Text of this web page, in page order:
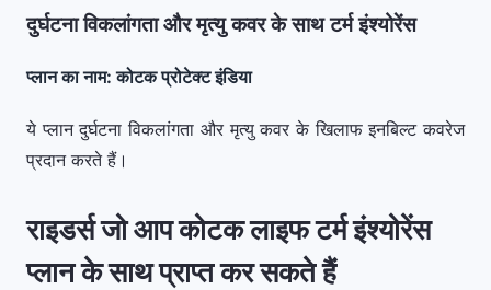
दुर्घटना विकलांगता और मृत्यु कवर के साथ टर्म इंश्योरेंस
प्लान का नाम: कोटक प्रोटेक्ट इंडिया
ये प्लान दुर्घटना विकलांगता और मृत्यु कवर के खिलाफ इनबिल्ट कवरेज
प्रदान करते हैं।
राइडर्स जो आप कोटक लाइफ टर्म इंश्योरेंस
प्लान के साथ प्राप्त कर सकते हैं